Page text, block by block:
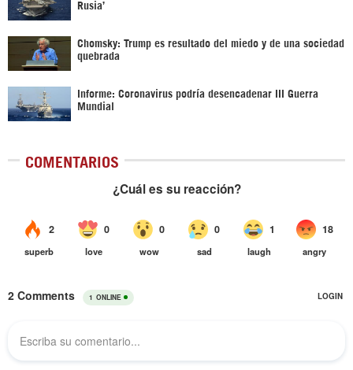
Rusia’
Chomsky: Trump es resultado del miedo y de una sociedad
quebrada
Informe: Coronavirus podría desencadenar III Guerra
Mundial
COMENTARIOS